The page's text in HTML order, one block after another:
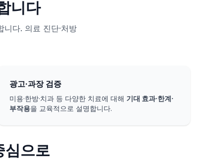
니다
니다. 의료 진단·처방
광고·과장 검증
미용·한방·치과 등 다양한 치료에 대해 기대 효과·한계·
부작용을 교육적으로 설명합니다.
심으로